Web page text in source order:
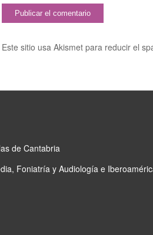
Este sitio usa Akismet para reducir el
de Cantabria
Foniatría y Audiología e